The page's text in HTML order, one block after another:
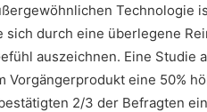
Technologie
sich durch eine überlegene
auszeichnen. Eine Studie
Vorgängerprodukt eine 50%
2/3 der Befragten